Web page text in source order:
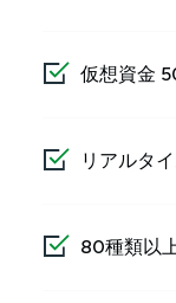
仮想資金
リアルタ
80種類以